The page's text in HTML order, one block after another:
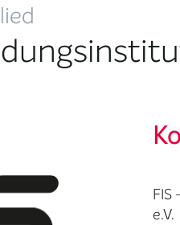
FIS
e.V.